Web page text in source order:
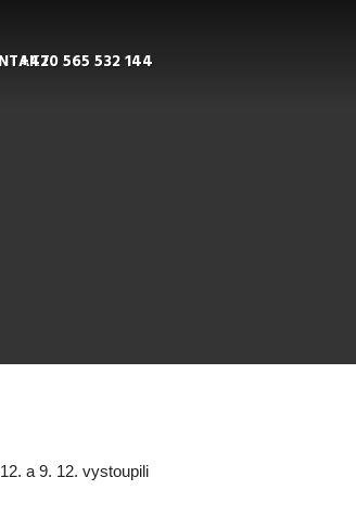
+420 565 532 144
a 9. 12. vystoupili